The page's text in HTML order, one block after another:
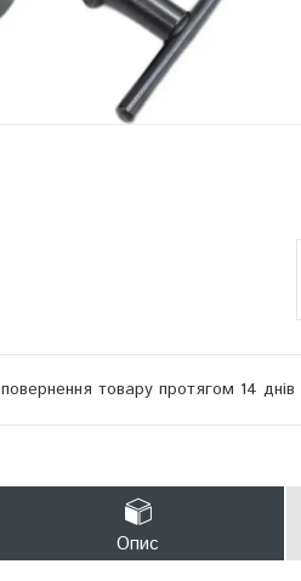
повернення товару протягом 14 днів
Опис